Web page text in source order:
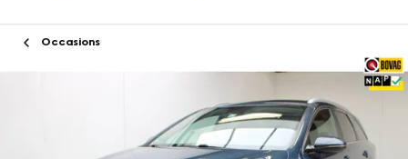
Occasions